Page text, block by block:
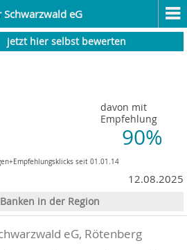
eG
jetzt hier selbst bewerten
davon mit
Empfehlung
90%
seit 01.01.14
12.08.2025
in der Region
eG, Rötenberg